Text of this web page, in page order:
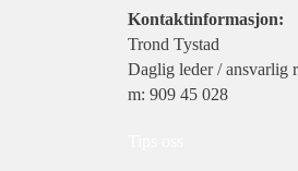
Kontaktinformasjon:
Trond Tystad
Daglig leder / ansvarlig
m: 909 45 028